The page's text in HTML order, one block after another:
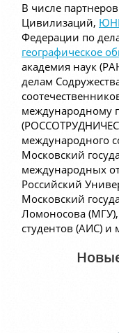
В числе
Цивилизаций,
Федерации по
географическое
академия наук
делам
международному
международного
Московский
международных
Российский
Московский
Ломоносова
студентов (АИС) и